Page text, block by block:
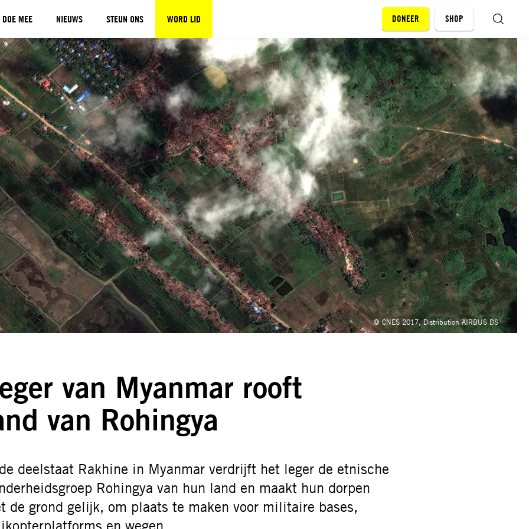
DOE MEE NIEUWS STEUN ONS WORD LID DONEER SHOP
© CNES 2017, Distribution AIRBUS DS
van Myanmar rooft
van Rohingya
deelstaat Rakhine in Myanmar verdrijft het leger de etnische
Rohingya van hun land en maakt hun dorpen
de grond gelijk, om plaats te maken voor militaire bases,
en wegen.